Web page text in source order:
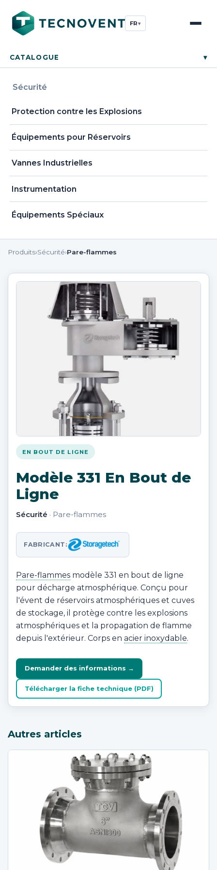
FR▾
CATALOGUE ▾
Sécurité
Protection contre les Explosions
Équipements pour Réservoirs
Vannes Industrielles
Instrumentation
Équipements Spéciaux
Produits›Sécurité›Pare-flammes
EN BOUT DE LIGNE
Modèle 331 En Bout de
Ligne
Sécurité · Pare-flammes
FABRICANT:
Pare-flammes modèle 331 en bout de ligne
pour décharge atmosphérique. Conçu pour
l'évent de réservoirs atmosphériques et cuves
de stockage, il protège contre les explosions
atmosphériques et la propagation de flamme
depuis l'extérieur. Corps en acier inoxydable.
Demander des informations →
Télécharger la fiche technique (PDF)
Autres articles